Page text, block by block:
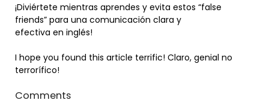
¡Diviértete mientras aprendes y evita estos “false
friends” para una comunicación clara y
efectiva en inglés!
I hope you found this article terrific! Claro, genial no
terrorífico!
Comments